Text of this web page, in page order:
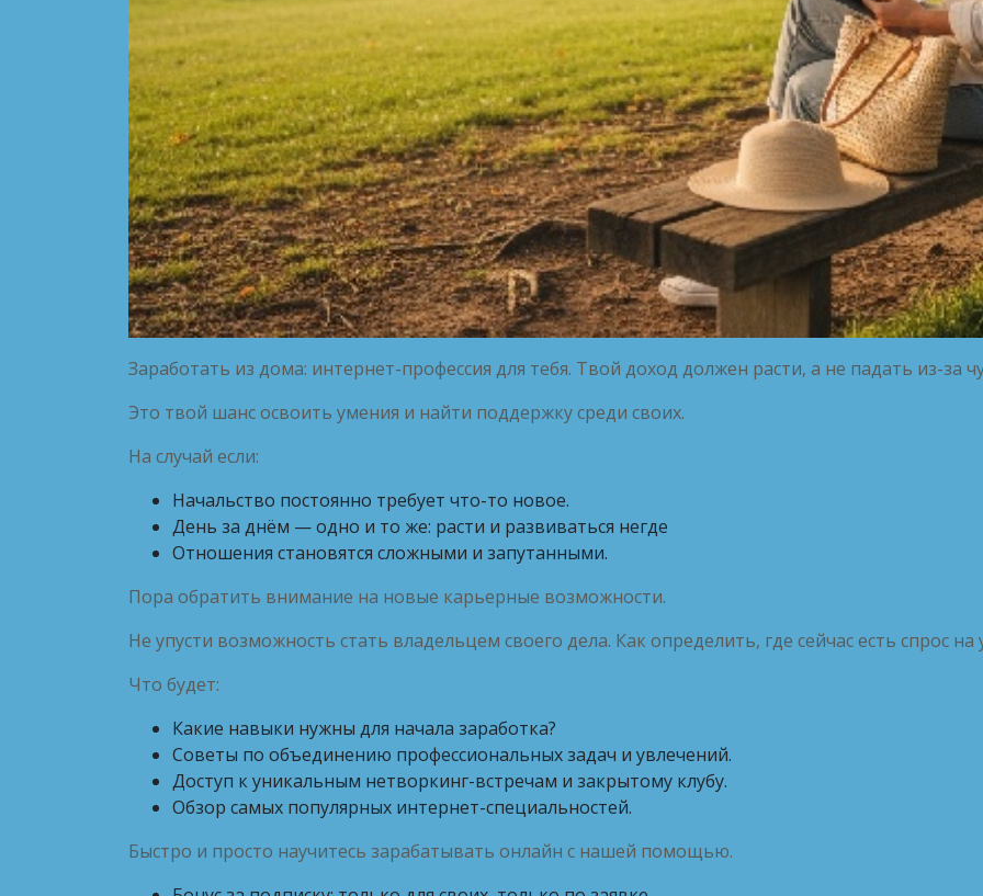
Заработать из дома: интернет-профессия для тебя. Твой доход должен расти, а не падать из-за
Это твой шанс освоить умения и найти поддержку среди своих.
На случай если:
Начальство постоянно требует что-то новое.
День за днём — одно и то же: расти и развиваться негде
Отношения становятся сложными и запутанными.
Пора обратить внимание на новые карьерные возможности.
Не упусти возможность стать владельцем своего дела. Как определить, где сейчас есть спрос
Что будет:
Какие навыки нужны для начала заработка?
Советы по объединению профессиональных задач и увлечений.
Доступ к уникальным нетворкинг-встречам и закрытому клубу.
Обзор самых популярных интернет-специальностей.
Быстро и просто научитесь зарабатывать онлайн с нашей помощью.